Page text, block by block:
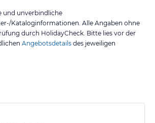
und unverbindliche
Kataloginformationen. Alle Angaben ohne
durch HolidayCheck. Bitte lies vor der
Angebotsdetails des jeweiligen